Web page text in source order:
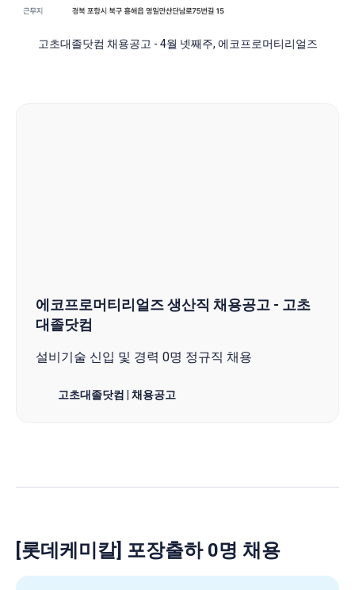
고초대졸닷컴 채용공고 - 4월 넷째주, 에코프로머티리얼즈
에코프로머티리얼즈 생산직 채용공고 - 고초
대졸닷컴
설비기술 신입 및 경력 0명 정규직 채용
고초대졸닷컴 | 채용공고
[롯데케미칼] 포장출하 0명 채용